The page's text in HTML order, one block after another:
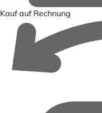
Kauf auf Rechnung